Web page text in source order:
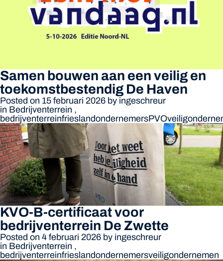
Samen bouwen aan een veilig en
toekomstbestendig De Haven
Posted on 15 februari 2026 by ingeschreur
in Bedrijventerrein ,
bedrijventerreinfrieslandondernemersPVO
KVO-B-certificaat voor
bedrijventerrein De Zwette
Posted on 4 februari 2026 by ingeschreur
in Bedrijventerrein ,
bedrijventerreinfrieslandondernemersveiligondernemen